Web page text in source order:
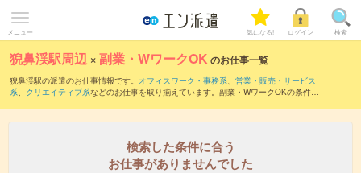
メニュー 気になる! ログイン 検索
猊鼻渓駅周辺 ×副業・WワークOK のお仕事一覧
猊鼻渓駅の派遣のお仕事情報です。 オフィスワーク・事務系、 営業・販売・サービス
系、 クリエイティブ系などのお仕事を取り揃えています。副業・WワークOKの条件の
検索した条件に合う
お仕事がありませんでした